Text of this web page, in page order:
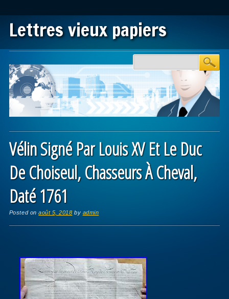
Lettres vieux papiers
Main menu
Vélin Signé Par Louis XV Et Le Duc
De Choiseul, Chasseurs À Cheval,
Daté 1761
Posted onaoût 5, 2018 by admin